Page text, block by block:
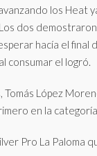
los Heat
dos
hacía el
consumar el logró.
Tomás López
en la
Pro La Paloma